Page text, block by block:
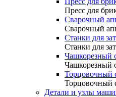
Пресс для
Сварочный
Сварочный
Станки для
Станки для
Чашкорезный
Чашкорезный
Торцовочный
Торцовочный
Детали и узлы